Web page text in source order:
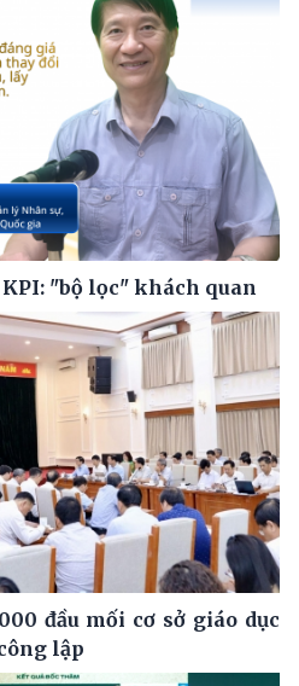
"bộ lọc" khách quan
đầu mối cơ sở giáo dục
lập